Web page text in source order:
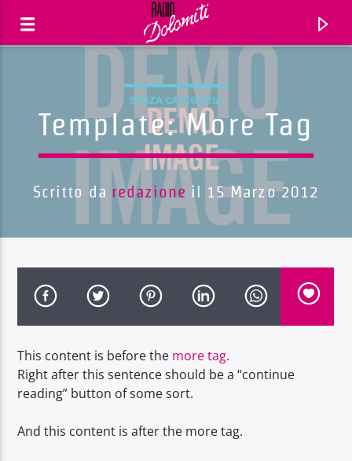
Traccia corrente
Titolo
SENZA CATEGORIA
Template: More Tag
Scritto da redazione il 15 Marzo 2012
This content is before the more tag.
Right after this sentence should be a “continue
reading” button of some sort.
And this content is after the more tag.